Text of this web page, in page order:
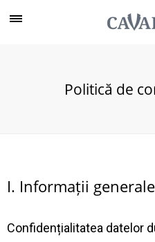
Politică de
I. Informații generale
Confidențialitatea datelor